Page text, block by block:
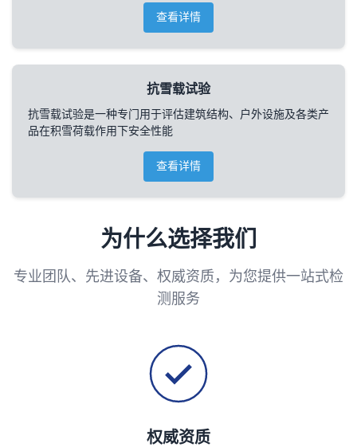
查看详情
抗雪载试验
抗雪载试验是一种专门用于评估建筑结构、户外设施及各类产
品在积雪荷载作用下安全性能
查看详情
为什么选择我们
专业团队、先进设备、权威资质，为您提供一站式检
测服务
权威资质